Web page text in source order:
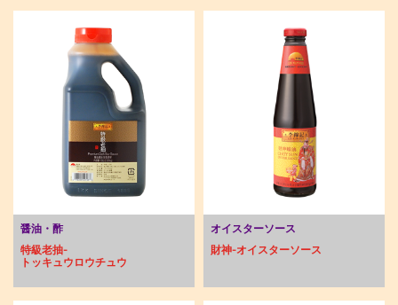
醤油・酢
特級老抽-
トッキュウロウチュウ
オイスターソース
財神-オイスターソース